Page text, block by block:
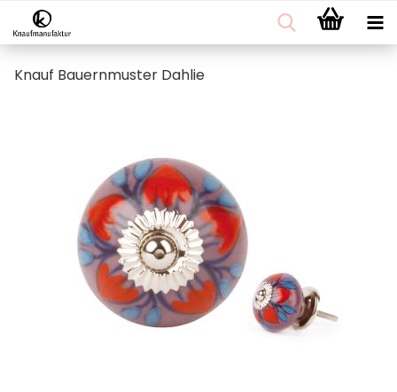
Knauf Bauernmuster Dahlie